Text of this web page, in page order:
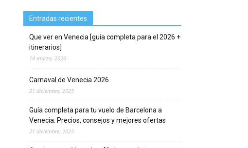
Entradas recientes
Que ver en Venecia [guía completa para el 2026 +
itinerarios]
14 marzo, 2026
Carnaval de Venecia 2026
21 diciembre, 2025
Guía completa para tu vuelo de Barcelona a
Venecia: Precios, consejos y mejores ofertas
21 diciembre, 2025